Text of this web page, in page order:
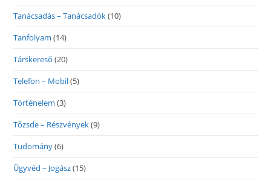
Tanácsadás – Tanácsadók(10)
Tanfolyam (14)
Társkereső (20)
Telefon – Mobil(5)
Történelem (3)
Tőzsde – Részvények(9)
Tudomány(6)
Ügyvéd – Jogász(15)